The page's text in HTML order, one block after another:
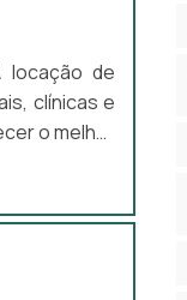
locação de
clínicas e
o melhor
deixar de
serviço A
que esses